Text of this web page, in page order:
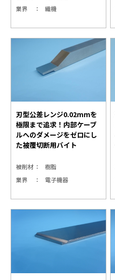
業界
織機
刃型公差レンジ0.02mmを
極限まで追求！内部ケーブ
ルへのダメージをゼロにし
た被覆切断用バイト
被削材
樹脂
業界
電子機器